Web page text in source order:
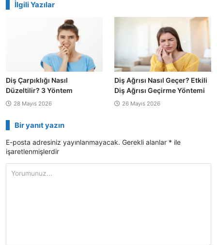
İlgili Yazılar
Diş Çarpıklığı Nasıl
Düzeltilir? 3 Yöntem
28 Mayıs 2026
Diş Ağrısı Nasıl Geçer? Etkili
Diş Ağrısı Geçirme Yöntemi
26 Mayıs 2026
Bir yanıt yazın
E-posta adresiniz yayınlanmayacak. Gerekli alanlar * ile
işaretlenmişlerdir